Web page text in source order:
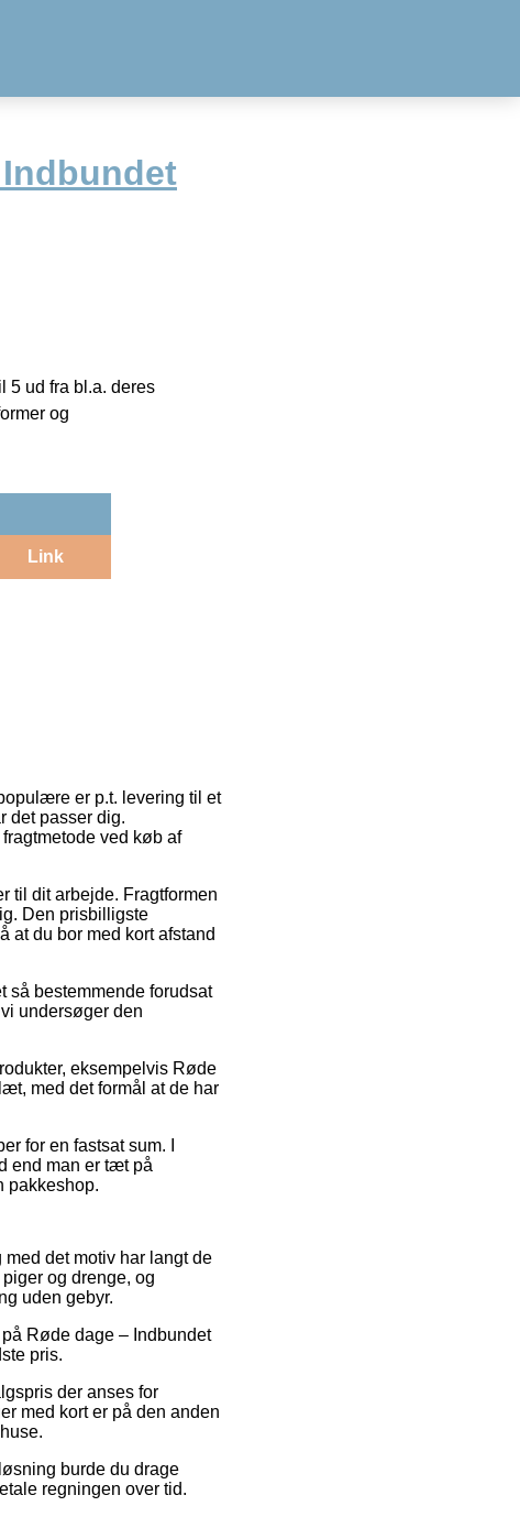
5 ud fra bl.a. deres
og
Link
er p.t. levering til et
det passer dig.
ved køb af
til dit arbejde. Fragtformen
Den prisbilligste
at du bor med kort afstand
så bestemmende forudsat
undersøger den
eksempelvis Røde
med det formål at de har
for en fastsat sum. I
end man er tæt på
pakkeshop.
det motiv har langt de
og drenge, og
uden gebyr.
Røde dage – Indbundet
pris.
der anses for
med kort er på den anden
burde du drage
regningen over tid.